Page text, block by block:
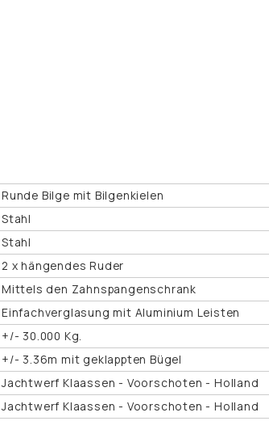
Runde Bilge mit Bilgenkielen
Stahl
Stahl
2 x hängendes Ruder
Mittels den Zahnspangenschrank
Einfachverglasung mit Aluminium Leisten
+/- 30.000 Kg.
+/- 3.36m mit geklappten Bügel
Jachtwerf Klaassen - Voorschoten - Holland
Jachtwerf Klaassen - Voorschoten - Holland